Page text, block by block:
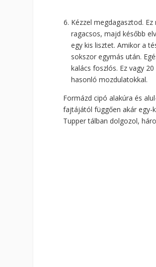
Kézzel megdagasztod.
ragacsos, majd később
egy kis lisztet. Amikor a
sokszor egymás után.
kalács foszlós. Ez vagy
hasonló mozdulatokkal.
Formázd cipó alakúra és
fajtájától függően akár egy-
Tupper tálban dolgozol,